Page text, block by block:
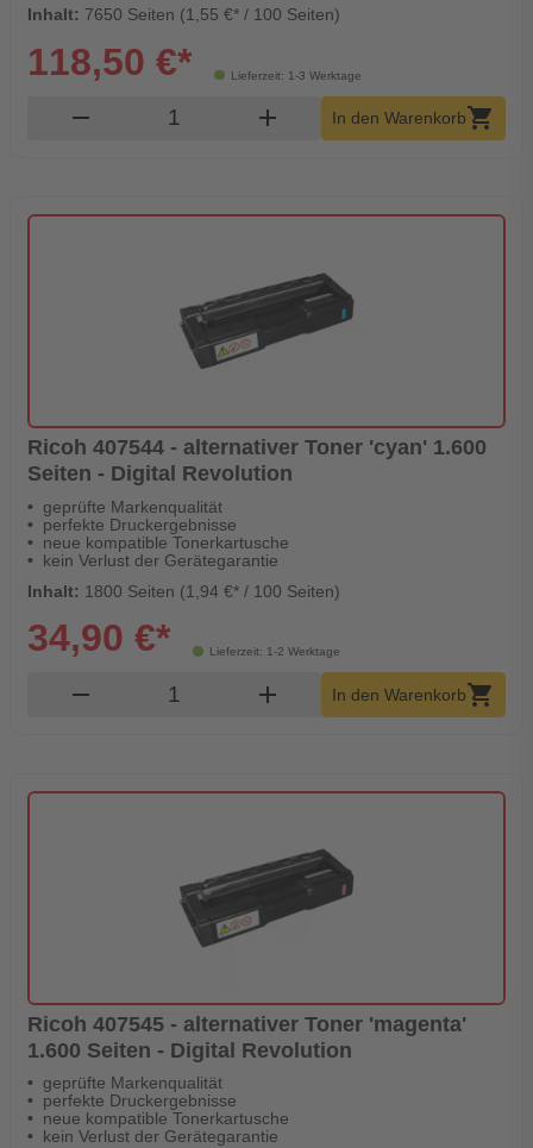
Inhalt: 7650 Seiten (1,55 €* / 100 Seiten)
Lieferzeit: 1-3 Werktage
118,50 €*
remove Produkt Warenkorb Menge
add In den Warenkorb shopping_cart
Ricoh 407544 - alternativer Toner 'cyan' 1.600
Seiten - Digital Revolution
geprüfte Markenqualität
perfekte Druckergebnisse
neue kompatible Tonerkartusche
kein Verlust der Gerätegarantie
Inhalt: 1800 Seiten (1,94 €* / 100 Seiten)
Lieferzeit: 1-2 Werktage
34,90 €*
remove Produkt Warenkorb Menge
add In den Warenkorbshopping_cart
Ricoh 407545 - alternativer Toner 'magenta'
1.600 Seiten - Digital Revolution
geprüfte Markenqualität
perfekte Druckergebnisse
neue kompatible Tonerkartusche
kein Verlust der Gerätegarantie